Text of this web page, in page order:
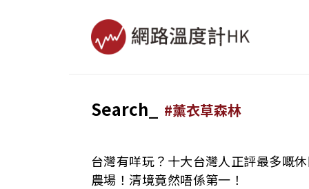
Search_ #薰衣草森林
台灣有咩玩？十大台灣人正評最多嘅
農場！清境竟然唔係第一！